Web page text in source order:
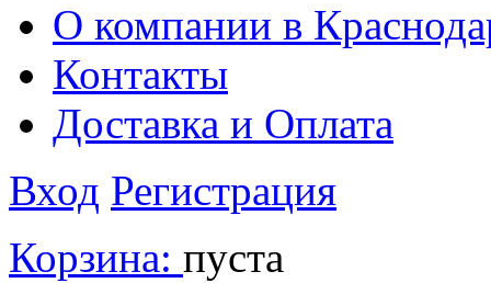
О компании в
Контакты
Доставка и Оплата
Вход Регистрация
Корзина: пуста